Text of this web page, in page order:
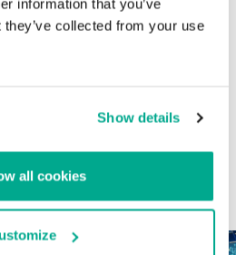
information that you’ve
collected from your use
Show details
all cookies